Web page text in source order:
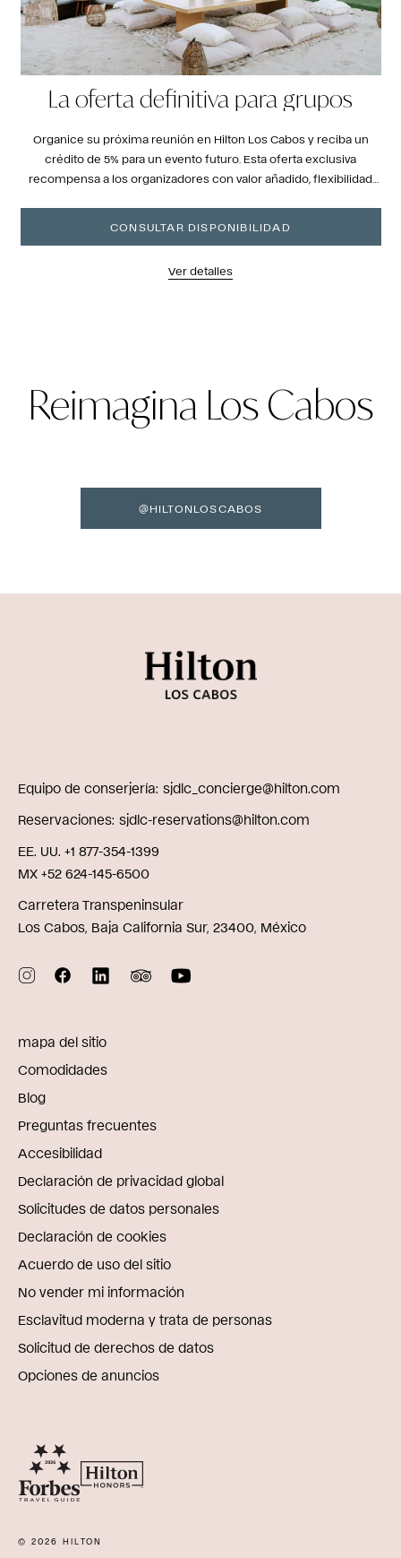
La oferta definitiva para grupos
Organice su próxima reunión en Hilton Los Cabos y reciba un
crédito de 5% para un evento futuro. Esta oferta exclusiva
recompensa a los organizadores con valor añadido, flexibilidad
CONSULTAR DISPONIBILIDAD
Ver detalles
Reimagina Los Cabos
@HILTONLOSCABOS
Equipo de conserjería sjdlc_concierge@hilton.com
Reservaciones sjdlc-reservations@hilton.com
EE. UU. +1 877-354-1399
MX +52 624-145-6500
Carretera Transpeninsular
Los Cabos, Baja California Sur, 23400, México
mapa del sitio
Comodidades
Blog
Preguntas frecuentes
Accesibilidad
Declaración de privacidad global
Solicitudes de datos personales
Declaración de cookies
Acuerdo de uso del sitio
No vender mi información
Esclavitud moderna y trata de personas
Solicitud de derechos de datos
Opciones de anuncios
© 2026 HILTON